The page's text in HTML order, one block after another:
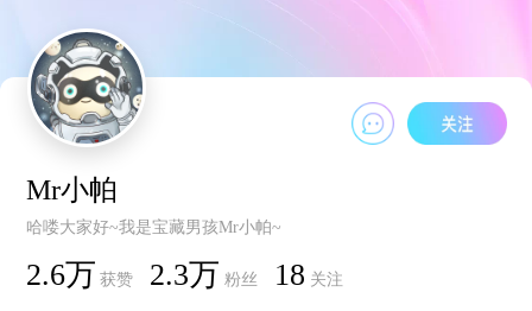
Mr小帕
哈喽大家好~我是宝藏男孩Mr小帕~
2.6万 获赞 2.3万 粉丝 18 关注